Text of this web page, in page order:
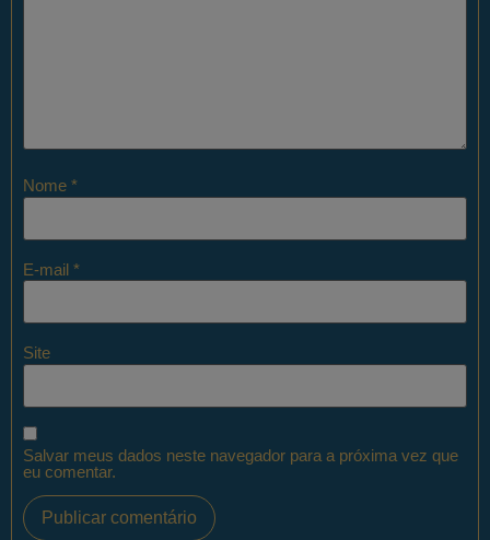
Nome *
E-mail *
Site
Salvar meus dados neste navegador para a próxima vez que
eu comentar.